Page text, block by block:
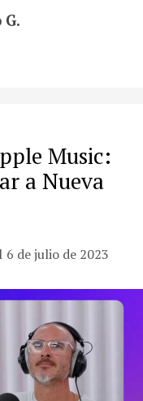
Music:
a Nueva
6 de julio de 2023